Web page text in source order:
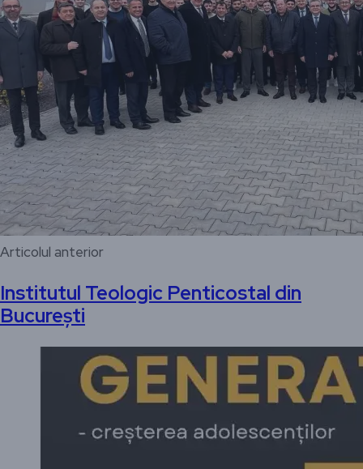
Articolul anterior
Institutul Teologic Penticostal din
București